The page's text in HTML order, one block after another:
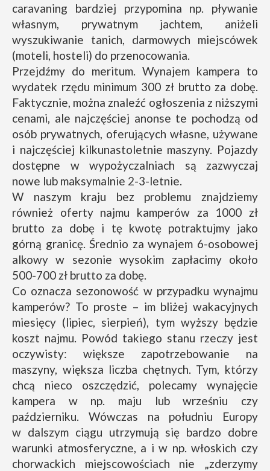
caravaning bardziej przypomina np. pływanie
własnym, prywatnym jachtem, aniżeli
wyszukiwanie tanich, darmowych miejscówek
(moteli, hosteli) do przenocowania.
Przejdźmy do meritum. Wynajem kampera to
wydatek rzędu minimum 300 zł brutto za dobę.
Faktycznie, można znaleźć ogłoszenia z niższymi
cenami, ale najczęściej anonse te pochodzą od
osób prywatnych, oferujących własne, używane
i najczęściej kilkunastoletnie maszyny. Pojazdy
dostępne w wypożyczalniach są zazwyczaj
nowe lub maksymalnie 2-3-letnie.
W naszym kraju bez problemu znajdziemy
również oferty najmu kamperów za 1000 zł
brutto za dobę i tę kwotę potraktujmy jako
górną granicę. Średnio za wynajem 6-osobowej
alkowy w sezonie wysokim zapłacimy około
500-700 zł brutto za dobę.
Co oznacza sezonowość w przypadku wynajmu
kamperów? To proste – im bliżej wakacyjnych
miesięcy (lipiec, sierpień), tym wyższy będzie
koszt najmu. Powód takiego stanu rzeczy jest
oczywisty: większe zapotrzebowanie na
maszyny, większa liczba chętnych. Tym, którzy
chcą nieco oszczędzić, polecamy wynajęcie
kampera w np. maju lub wrześniu czy
październiku. Wówczas na południu Europy
w dalszym ciągu utrzymują się bardzo dobre
warunki atmosferyczne, a i w np. włoskich czy
chorwackich miejscowościach nie „zderzymy